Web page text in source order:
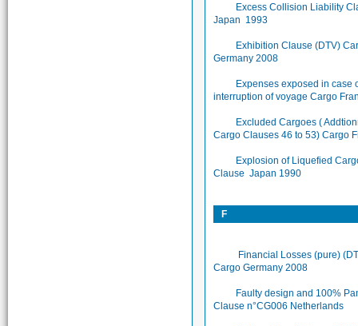
Excess Collision Liability
Japan 1993
Exhibition Clause (DTV)
Germany 2008
Expenses exposed in case
interruption of voyage Cargo
Excluded Cargoes (
Cargo Clauses 46 to 53) Cargo
Explosion of Liquefied
Clause Japan 1990
F
Financial Losses (pure)
Cargo Germany 2008
Faulty design and 100%
Clause n°CG006 Netherlands